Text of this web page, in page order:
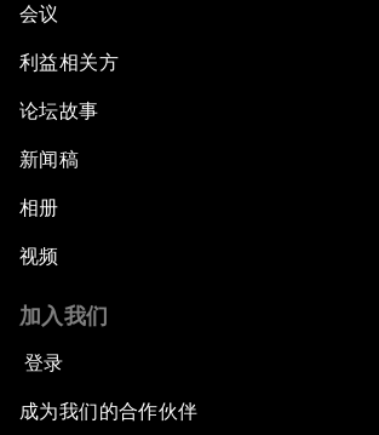
会议
利益相关方
论坛故事
新闻稿
相册
视频
加入我们
登录
成为我们的合作伙伴